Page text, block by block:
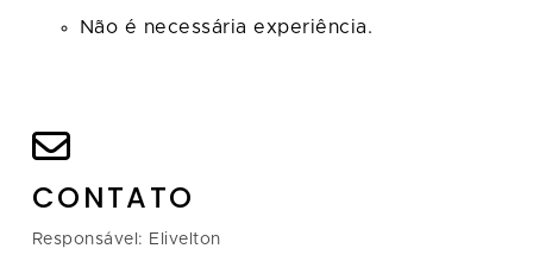
CONTATO
Responsável: Elivelton
Não é necessária experiência.